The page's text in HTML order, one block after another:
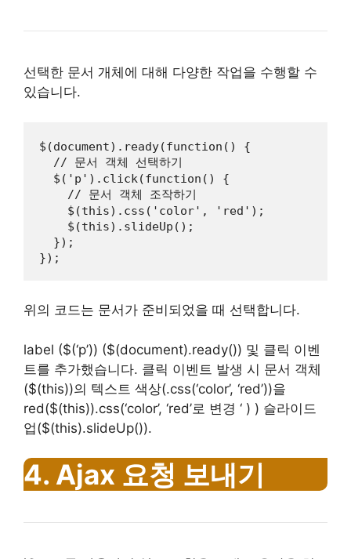
선택한 문서 개체에 대해 다양한 작업을 수행할 수
있습니다.
$(document).ready(function() {
  // 문서 객체 선택하기
  $('p').click(function() {
    // 문서 객체 조작하기
    $(this).css('color', 'red');
    $(this).slideUp();
  });
});
위의 코드는 문서가 준비되었을 때 선택합니다.
label ($(‘p’)) ($(document).ready()) 및 클릭 이벤
트를 추가했습니다. 클릭 이벤트 발생 시 문서 객체
($(this))의 텍스트 색상(.css(‘color’, ‘red’))을
red($(this)).css(‘color’, ‘red’로 변경 ‘ ) ) 슬라이드
업($(this).slideUp()).
4. Ajax 요청 보내기